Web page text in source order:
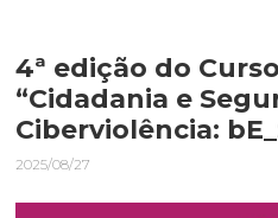
4ª edição do
“Cidadania e
Ciberviolência:
2025/08/27